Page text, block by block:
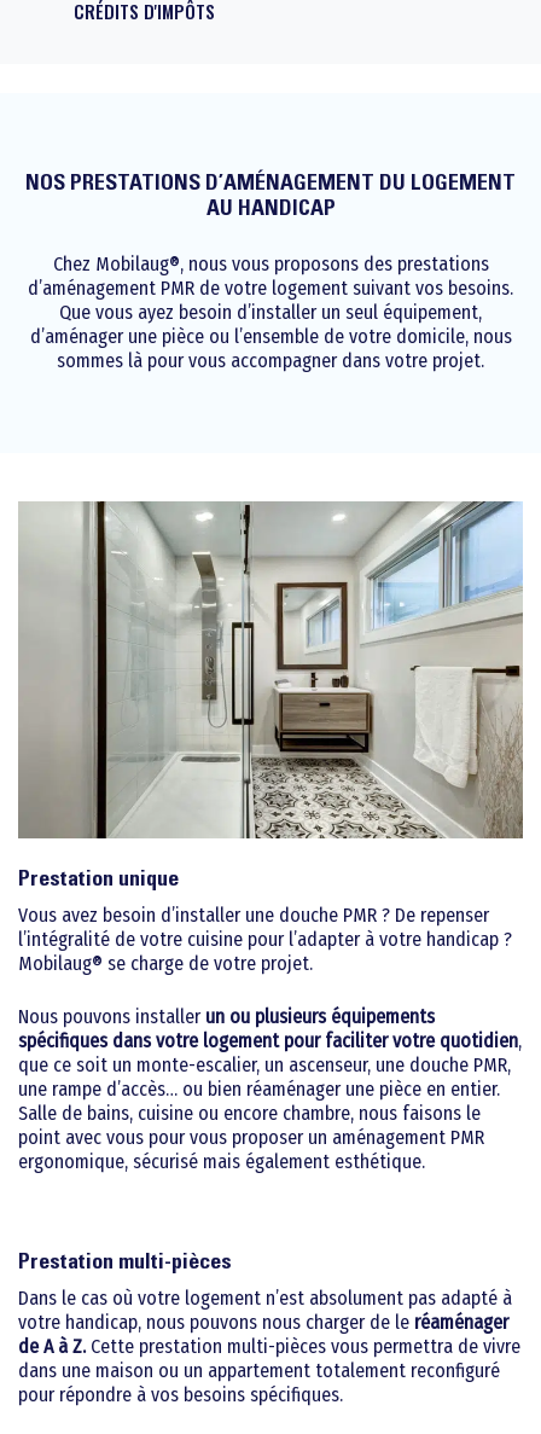
CRÉDITS D'IMPÔTS
NOS PRESTATIONS D’AMÉNAGEMENT DU LOGEMENT
AU HANDICAP
Chez Mobilaug®, nous vous proposons des prestations
d’aménagement PMR de votre logement suivant vos besoins.
Que vous ayez besoin d’installer un seul équipement,
d’aménager une pièce ou l’ensemble de votre domicile, nous
sommes là pour vous accompagner dans votre projet.
Prestation unique
Vous avez besoin d’installer une douche PMR ? De repenser
l’intégralité de votre cuisine pour l’adapter à votre handicap ?
Mobilaug® se charge de votre projet.
Nous pouvons installer un ou plusieurs équipements
spécifiques dans votre logement pour faciliter votre quotidien,
que ce soit un monte-escalier, un ascenseur, une douche PMR,
une rampe d’accès… ou bien réaménager une pièce en entier.
Salle de bains, cuisine ou encore chambre, nous faisons le
point avec vous pour vous proposer un aménagement PMR
ergonomique, sécurisé mais également esthétique.
Prestation multi-pièces
Dans le cas où votre logement n’est absolument pas adapté à
votre handicap, nous pouvons nous charger de le réaménager
de A à Z.Cette prestation multi-pièces vous permettra de vivre
dans une maison ou un appartement totalement reconfiguré
pour répondre à vos besoins spécifiques.